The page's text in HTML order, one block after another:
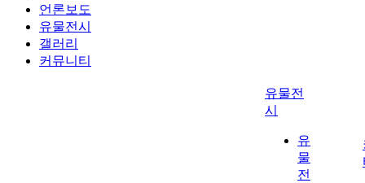
언론보도
유물전시
갤러리
커뮤니티
유물전
시
유
물
전